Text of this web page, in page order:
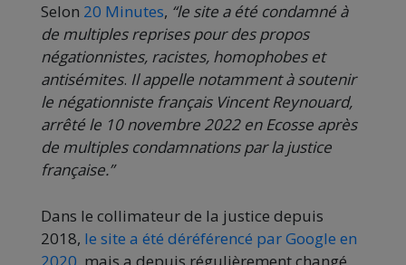
Selon 20 Minutes, “le site a été condamné à
de multiples reprises pour des propos
négationnistes, racistes, homophobes et
antisémites. Il appelle notamment à soutenir
le négationniste français Vincent Reynouard,
arrêté le 10 novembre 2022 en Ecosse après
de multiples condamnations par la justice
française.”
Dans le collimateur de la justice depuis
2018, le site a été déréférencé par Google en